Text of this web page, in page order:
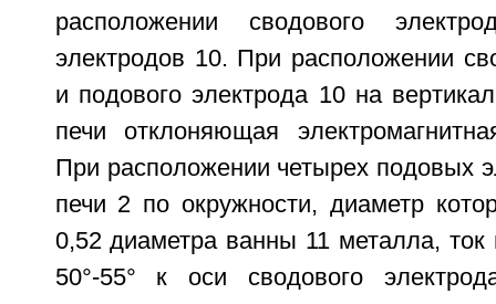
расположении сводового
электродов 10. При расположении
и подового электрода 10 на
печи отклоняющая
При расположении четырех подовых
печи 2 по окружности, диаметр
0,52 диаметра ванны 11 металла, ток
50°-55° к оси сводового